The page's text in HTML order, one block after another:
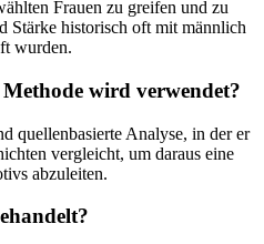
Frauen zu greifen und zu
Stärke historisch oft mit männlich
wurden.
Methode wird verwendet?
quellenbasierte Analyse, in der er
vergleicht, um daraus eine
abzuleiten.